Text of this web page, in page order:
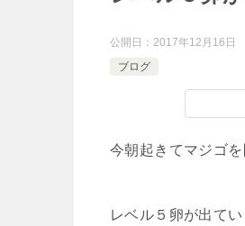
公開日： 2017年12月16日
ブログ
今朝起きてマジゴ
レベル５卵が出てい